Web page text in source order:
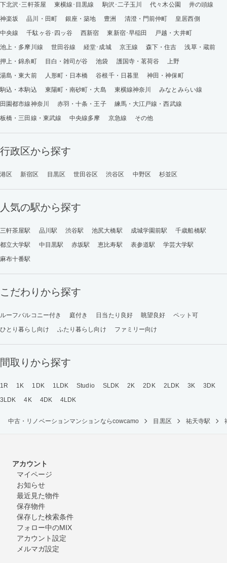
下北沢･三軒茶屋
東横線･目黒線 駒沢･二子玉川 代々木公園
井の頭線
神楽坂
品川・田町 銀座・築地 豊洲 清澄・門前仲町
皇居西側
中央線
千駄ヶ谷･四ッ谷 西新宿 東新宿･早稲田
戸越・大井町
池上・多摩川線
世田谷線 経堂･成城 京王線 森下・住吉
浅草・蔵前
押上・錦糸町
目白・雑司が谷 池袋 護国寺・茗荷谷
上野
湯島・東大前
人形町・日本橋 谷根千・日暮里
神田・神保町
駒込・本駒込
東陽町・南砂町・大島 東横線神奈川
みなとみらい線
田園都市線神奈川
赤羽・十条・王子
練馬・大江戸線・西武線
板橋・三田線・東武線
中央線多摩 京急線 その他
行政区から探す
港区 新宿区 目黒区 世田谷区 渋谷区 中野区 杉並区
人気の駅から探す
三軒茶屋駅 品川駅 渋谷駅 池尻大橋駅 成城学園前駅
千歳船橋駅
都立大学駅
中目黒駅 赤坂駅 恵比寿駅 表参道駅
学芸大学駅
麻布十番駅
こだわりから探す
ルーフバルコニー付き 庭付き 日当たり良好 眺望良好
ペット可
ひとり暮らし向け
ふたり暮らし向け ファミリー向け
間取りから探す
1R 1K 1DK 1LDK Studio SLDK 2K 2DK 2LDK 3K
3DK
3LDK
4K 4DK 4LDK
中古・リノベーションマンションならcowcamo 目黒区 祐天寺駅
アカウント
マイページ
お知らせ
最近見た物件
保存物件
保存した検索条件
フォロー中のMIX
アカウント設定
メルマガ設定